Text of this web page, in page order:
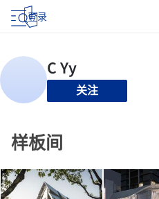
登录
关注
样板间